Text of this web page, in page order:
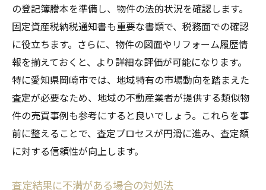
の登記簿謄本を準備し、物件の法的状況を確認します。
固定資産税納税通知書も重要な書類で、税務面での確認
に役立ちます。さらに、物件の図面やリフォーム履歴情
報を揃えておくと、より詳細な評価が可能になります。
特に愛知県岡崎市では、地域特有の市場動向を踏まえた
査定が必要なため、地域の不動産業者が提供する類似物
件の売買事例も参考にすると良いでしょう。これらを事
前に整えることで、査定プロセスが円滑に進み、査定額
に対する信頼性が向上します。
査定結果に不満がある場合の対処法